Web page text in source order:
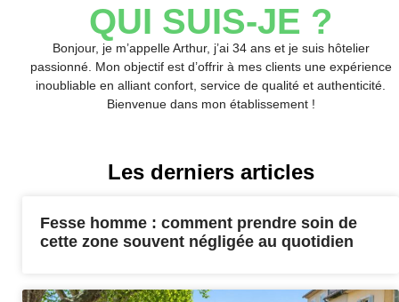
QUI SUIS-JE ?
Bonjour, je m’appelle Arthur, j’ai 34 ans et je suis hôtelier
passionné. Mon objectif est d’offrir à mes clients une expérience
inoubliable en alliant confort, service de qualité et authenticité.
Bienvenue dans mon établissement !
Les derniers articles
Fesse homme : comment prendre soin de
cette zone souvent négligée au quotidien